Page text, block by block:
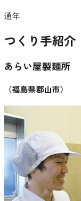
通年
つくり手紹介
あらい屋製麺所
（福島県郡山市）